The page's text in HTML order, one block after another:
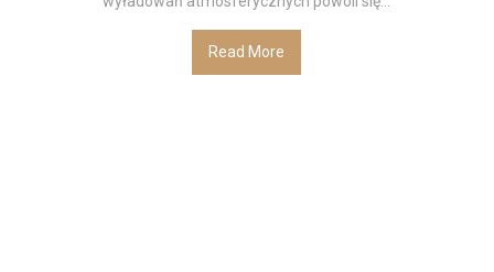
Read More